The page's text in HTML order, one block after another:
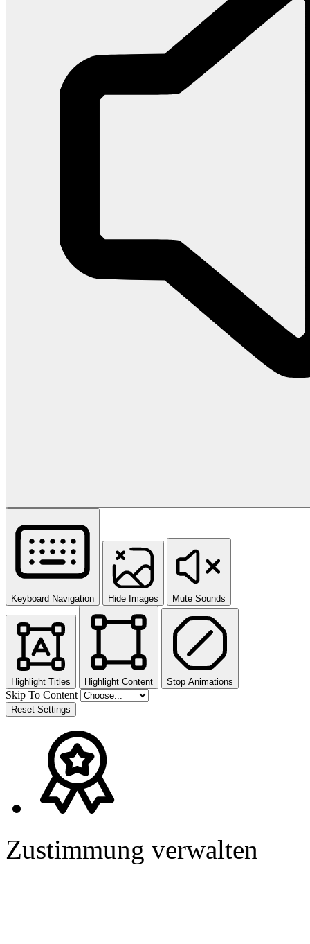
Keyboard Navigation Hide Images Mute Sounds
Highlight Titles Highlight Content Stop Animations
Skip To Content
Reset Settings
Zustimmung verwalten